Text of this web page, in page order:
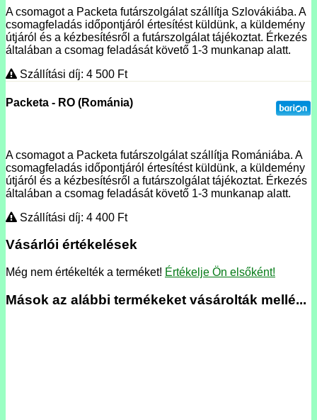
A csomagot a Packeta futárszolgálat szállítja Szlovákiába. A
csomagfeladás időpontjáról értesítést küldünk, a küldemény
útjáról és a kézbesítésről a futárszolgálat tájékoztat. Érkezés
általában a csomag feladását követő 1-3 munkanap alatt.
Szállítási díj: 4 500 Ft
Packeta - RO (Románia)
A csomagot a Packeta futárszolgálat szállítja Romániába. A
csomagfeladás időpontjáról értesítést küldünk, a küldemény
útjáról és a kézbesítésről a futárszolgálat tájékoztat. Érkezés
általában a csomag feladását követő 1-3 munkanap alatt.
Szállítási díj: 4 400 Ft
Vásárlói értékelések
Még nem értékelték a terméket! Értékelje Ön elsőként!
Mások az alábbi termékeket vásárolták mellé...